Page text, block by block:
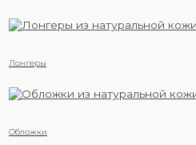
Лонгеры
Обложки